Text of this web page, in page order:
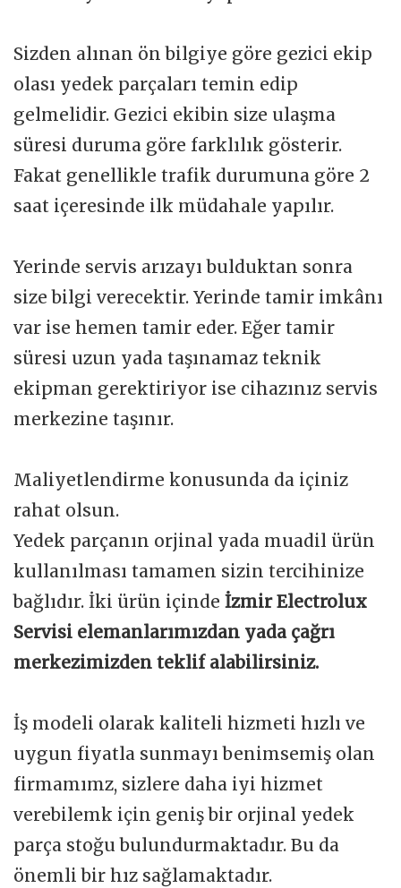
Sizden alınan ön bilgiye göre gezici ekip
olası yedek parçaları temin edip
gelmelidir. Gezici ekibin size ulaşma
süresi duruma göre farklılık gösterir.
Fakat genellikle trafik durumuna göre 2
saat içeresinde ilk müdahale yapılır.
Yerinde servis arızayı bulduktan sonra
size bilgi verecektir. Yerinde tamir imkânı
var ise hemen tamir eder. Eğer tamir
süresi uzun yada taşınamaz teknik
ekipman gerektiriyor ise cihazınız servis
merkezine taşınır.
Maliyetlendirme konusunda da içiniz
rahat olsun.
Yedek parçanın orjinal yada muadil ürün
kullanılması tamamen sizin tercihinize
bağlıdır. İki ürün içinde İzmir Electrolux
Servisi elemanlarımızdan yada çağrı
merkezimizden teklif alabilirsiniz.
İş modeli olarak kaliteli hizmeti hızlı ve
uygun fiyatla sunmayı benimsemiş olan
firmamımz, sizlere daha iyi hizmet
verebilemk için geniş bir orjinal yedek
parça stoğu bulundurmaktadır. Bu da
önemli bir hız sağlamaktadır.